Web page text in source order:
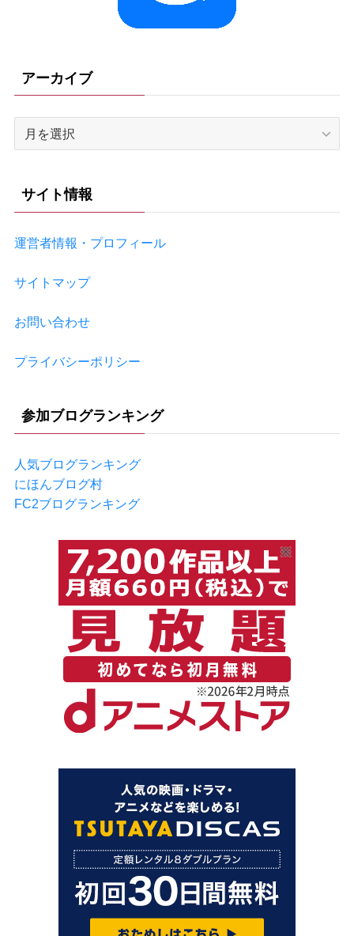
アーカイブ
イ
サイト情報
運営者情報・プロフィール
サイトマップ
お問い合わせ
プライバシーポリシー
参加ブログランキング
人気ブログランキング
にほんブログ村
FC2ブログランキング